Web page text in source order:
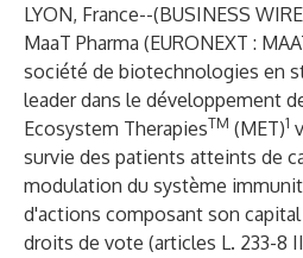
LYON, France--(BUSINESS WIRE
MaaT Pharma (EURONEXT :
société de biotechnologies en
leader dans le développement
Ecosystem TherapiesTM (MET)1
survie des patients atteints de
modulation du système
d'actions composant son
droits de vote (articles L. 233-8